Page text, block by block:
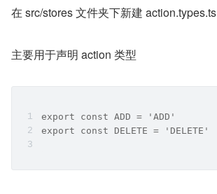
在 src/stores 文件夹下新建 action.types.ts
主要用于声明 action 类型
export const ADD = 'ADD'
export const DELETE = 'DELETE'